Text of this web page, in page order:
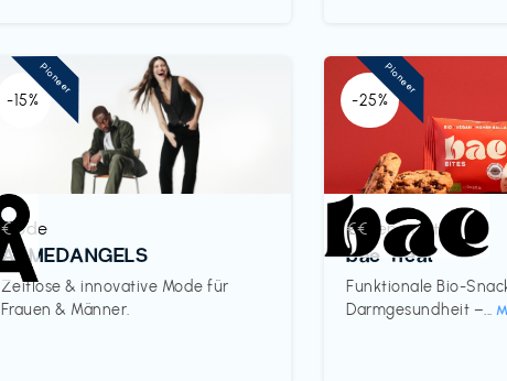
-15%
Mode
ARMEDANGELS
Zeitlose & innovative Mode für
Frauen & Männer.
€‎
Pioneer
-25%
Lebensmittel
bae Treat
Funktionale Bio-
Darmgesundheit –...
€€‎
Pioneer